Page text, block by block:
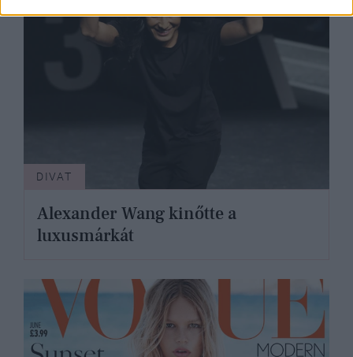
DIVAT
Alexander Wang kinőtte a
luxusmárkát